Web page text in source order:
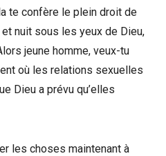
te confère le plein droit de
nuit sous les yeux de Dieu,
jeune homme, veux-tu
où les relations sexuelles
Dieu a prévu qu’elles
les choses maintenant à